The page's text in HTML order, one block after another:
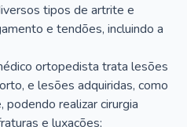
tipos de artrite e
e tendões, incluindo a
ortopedista trata lesões
e lesões adquiridas, como
realizar cirurgia
e luxações;